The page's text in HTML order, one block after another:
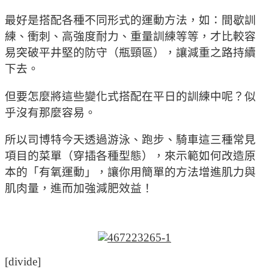
最好是搭配各種不同形式的運動方法，如：間歇訓
練、衝刺、高強度耐力、重量訓練等等，才比較容
易突破平井堅的防守（瓶頸區），讓減重之路持續
下去。
但要怎麼將這些變化式搭配在平日的訓練中呢？似
乎沒有那麼容易。
所以司博特今天透過游泳、跑步、騎車這三種常見
項目的菜單（穿插各種型態），來示範如何改造原
本的「有氧運動」，讓你用簡單的方法增進肌力與
肌肉量，進而加強減肥效益！
[divide]